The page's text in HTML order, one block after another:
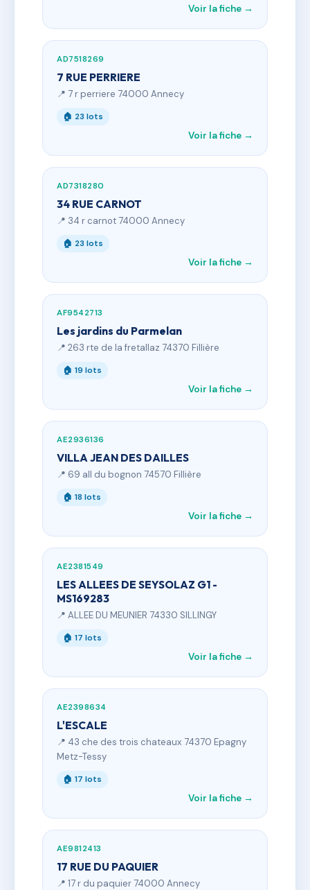
Voir la fiche →
AD7518269
7 RUE PERRIERE
📍 7 r perriere 74000 Annecy
🏠 23 lots
Voir la fiche →
AD7318280
34 RUE CARNOT
📍 34 r carnot 74000 Annecy
🏠 23 lots
Voir la fiche →
AF9542713
Les jardins du Parmelan
📍 263 rte de la fretallaz 74370 Fillière
🏠 19 lots
Voir la fiche →
AE2936136
VILLA JEAN DES DAILLES
📍 69 all du bognon 74570 Fillière
🏠 18 lots
Voir la fiche →
AE2381549
LES ALLEES DE SEYSOLAZ G1 -
MS169283
📍 ALLEE DU MEUNIER 74330 SILLINGY
🏠 17 lots
Voir la fiche →
AE2398634
L'ESCALE
📍 43 che des trois chateaux 74370 Epagny
Metz-Tessy
🏠 17 lots
Voir la fiche →
AE9812413
17 RUE DU PAQUIER
📍 17 r du paquier 74000 Annecy